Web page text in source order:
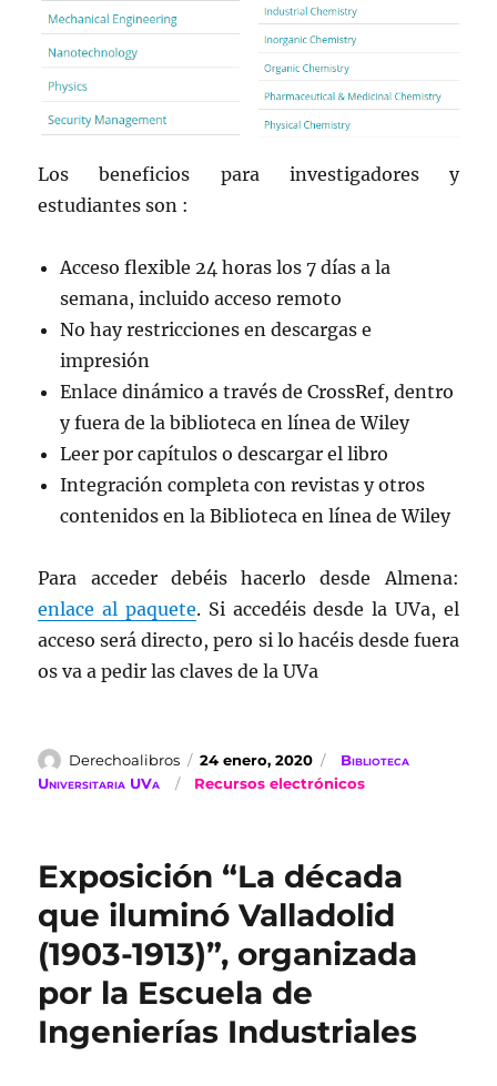
Los beneficios para investigadores y
estudiantes son :
Acceso flexible 24 horas los 7 días a la
semana, incluido acceso remoto
No hay restricciones en descargas e
impresión
Enlace dinámico a través de CrossRef, dentro
y fuera de la biblioteca en línea de Wiley
Leer por capítulos o descargar el libro
Integración completa con revistas y otros
contenidos en la Biblioteca en línea de Wiley
Para acceder debéis hacerlo desde Almena:
enlace al paquete. Si accedéis desde la UVa, el
acceso será directo, pero si lo hacéis desde fuera
os va a pedir las claves de la UVa
Autor
Derechoalibros
Publicado
el
24 enero, 2020 Categorías
Biblioteca
Universitaria UVa
Etiquetas
Recursos electrónicos
Exposición “La década
que iluminó Valladolid
(1903-1913)”, organizada
por la Escuela de
Ingenierías Industriales